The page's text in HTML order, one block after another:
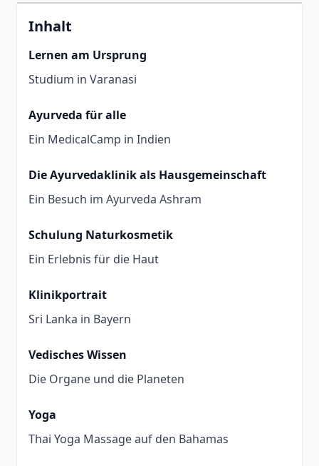
Inhalt
Lernen am Ursprung
Studium in Varanasi
Ayurveda für alle
Ein MedicalCamp in Indien
Die Ayurvedaklinik als Hausgemeinschaft
Ein Besuch im Ayurveda Ashram
Schulung Naturkosmetik
Ein Erlebnis für die Haut
Klinikportrait
Sri Lanka in Bayern
Vedisches Wissen
Die Organe und die Planeten
Yoga
Thai Yoga Massage auf den Bahamas